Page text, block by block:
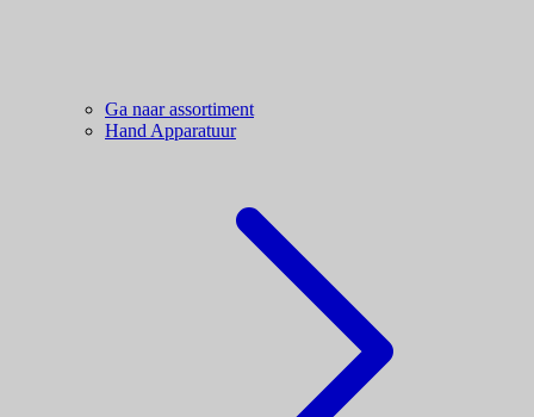
Ga naar assortiment
Hand Apparatuur